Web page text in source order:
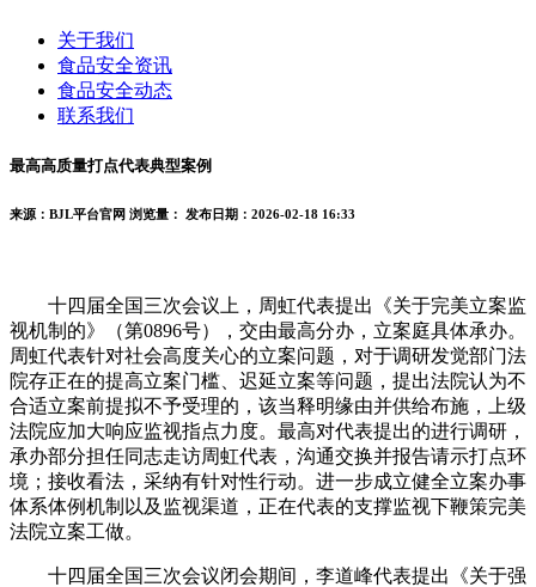
关于我们
食品安全资讯
食品安全动态
联系我们
最高高质量打点代表典型案例
来源：BJL平台官网 浏览量： 发布日期：2026-02-18 16:33
十四届全国三次会议上，周虹代表提出《关于完美立案监
视机制的》（第0896号），交由最高分办，立案庭具体承办。
周虹代表针对社会高度关心的立案问题，对于调研发觉部门法
院存正在的提高立案门槛、迟延立案等问题，提出法院认为不
合适立案前提拟不予受理的，该当释明缘由并供给布施，上级
法院应加大响应监视指点力度。最高对代表提出的进行调研，
承办部分担任同志走访周虹代表，沟通交换并报告请示打点环
境；接收看法，采纳有针对性行动。进一步成立健全立案办事
体系体例机制以及监视渠道，正在代表的支撑监视下鞭策完美
法院立案工做。
十四届全国三次会议闭会期间，李道峰代表提出《关于强